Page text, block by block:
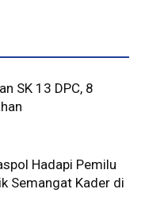
SK 13 DPC, 8
Hadapi Pemilu
Semangat Kader di